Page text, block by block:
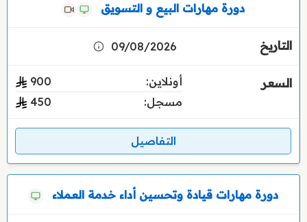
دورة مهارات البيع و التسويق
09/08/2026
أونلاين:
900
مسجل:
450
التفاصيل
دورة مهارات قيادة وتحسين أداء خدمة العملاء